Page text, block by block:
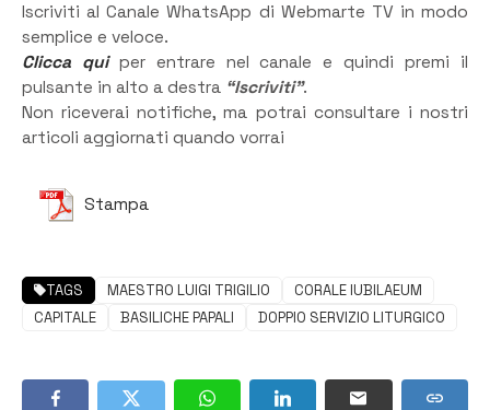
Iscriviti al Canale WhatsApp di Webmarte TV in modo
semplice e veloce.
Clicca quiper entrare nel canale e quindi premi il
pulsante in alto a destra “Iscriviti”.
Non riceverai notifiche, ma potrai consultare i nostri
articoli aggiornati quando vorrai
Stampa
TAGS MAESTRO LUIGI TRIGILIO
CORALE IUBILAEUM
CAPITALE
BASILICHE PAPALI DOPPIO SERVIZIO LITURGICO